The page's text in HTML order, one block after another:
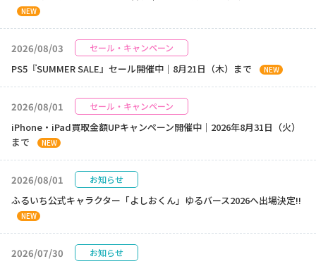
NEW
2026/08/03 セール・キャンペーン
PS5『SUMMER SALE』セール開催中｜8月21日（木）まで NEW
2026/08/01 セール・キャンペーン
iPhone・iPad買取金額UPキャンペーン開催中｜2026年8月31日（火）
まで
NEW
2026/08/01 お知らせ
ふるいち公式キャラクター「よしおくん」ゆるバース2026へ出場決定!!
NEW
2026/07/30 お知らせ